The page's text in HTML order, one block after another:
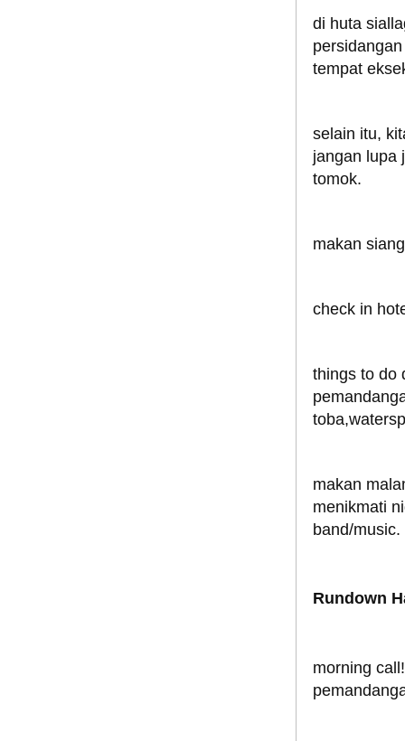
di huta
tempat
selain itu,
jangan lupa
tomok.
makan
check in
things to do
makan
menikmati
band/
Rundown
morning